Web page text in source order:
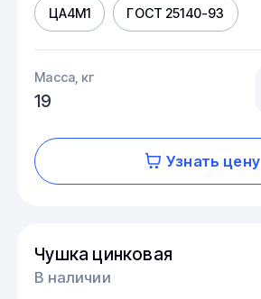
ЦА4М1 ГОСТ 25140-93
Масса, кг
19
Узнать цену
Чушка цинковая
В наличии